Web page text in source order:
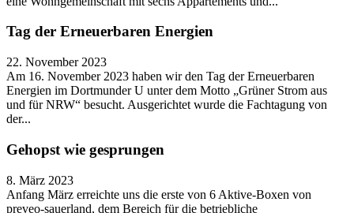
Tag der Erneuerbaren Energien
22. November 2023
Am 16. November 2023 haben wir den Tag der Erneuerbaren
Energien im Dortmunder U unter dem Motto „Grüner Strom aus
und für NRW“ besucht. Ausgerichtet wurde die Fachtagung von
der...
Gehopst wie gesprungen
8. März 2023
Anfang März erreichte uns die erste von 6 Aktive-Boxen von
preveo-sauerland, dem Bereich für die betriebliche